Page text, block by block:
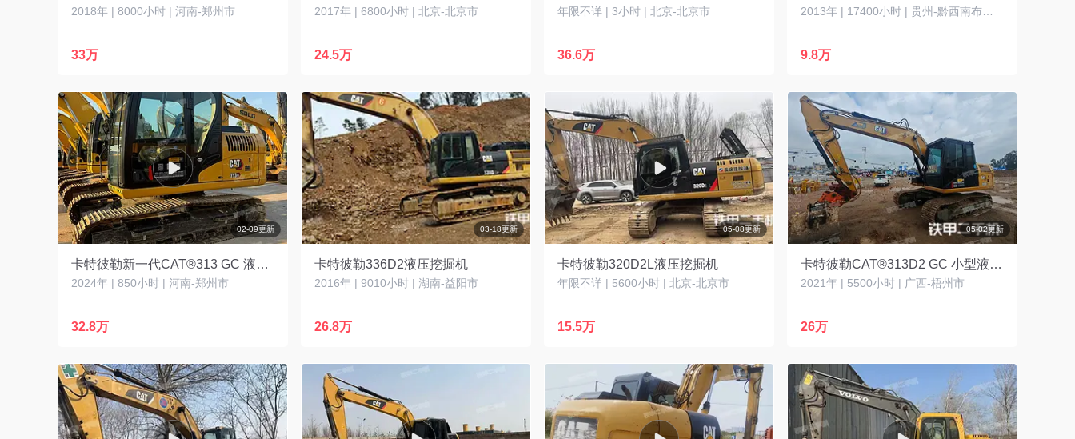
2018年 | 8000小时 | 河南-郑州市
33万
2017年 | 6800小时 | 北京-北京市
24.5万
年限不详 | 3小时 | 北京-北京市
36.6万 9.8万
02-09更新
卡特彼勒新一代CAT®313 GC 液压挖掘机
2024年 | 850小时 | 河南-郑州市
32.8万
03-18更新
卡特彼勒336D2液压挖掘机
2016年 | 9010小时 | 湖南-益阳市
26.8万
05-08更新
卡特彼勒320D2L液压挖掘机
年限不详 | 5600小时 | 北京-北京市
15.5万
05-02更新
卡特彼勒CAT®313D2 GC 小型液压挖掘机
2021年 | 5500小时 | 广西-梧州市
26万